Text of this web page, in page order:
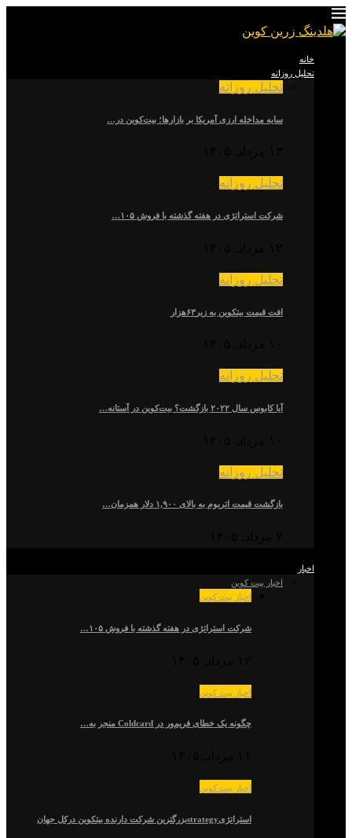
خانه
تحلیل روزانه
تحلیل روزانه
سایه مداخله ارزی آمریکا بر بازارها؛ بیت‌کوین در…
تحلیل روزانه
شرکت استراتژی در هفته گذشته با فروش ۱۰۵…
تحلیل روزانه
افت قیمت بیتکوین به زیر۶۳هزار
تحلیل روزانه
آیا کابوس سال ۲۰۲۲ بازگشت؟ بیت‌کوین در آستانه…
تحلیل روزانه
بازگشت قیمت اتریوم به بالای ۱,۹۰۰ دلار همزمان…
اخبار
اخبار بیت کوین
اخبار بیت کوین
شرکت استراتژی در هفته گذشته با فروش ۱۰۵…
اخبار بیت کوین
چگونه یک خطای فریم‌ور در Coldcard منجر به…
اخبار بیت کوین
استراتژیstrategyبزرگترین شرکت دارنده بیتکوین درکل جهان